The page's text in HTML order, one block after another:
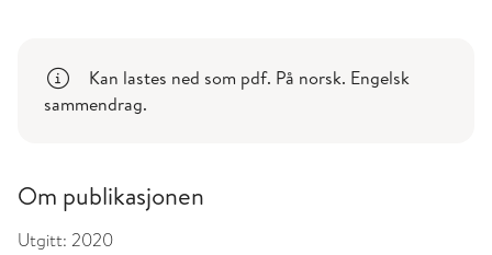
Kan lastes ned som pdf. På norsk. Engelsk
sammendrag.
Om publikasjonen
Utgitt: 2020